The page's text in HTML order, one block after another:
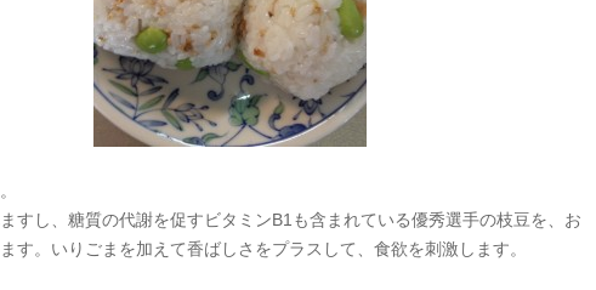
すし、糖質の代謝を促すビタミンB1も含まれている優秀選手の枝豆を、お
す。いりごまを加えて香ばしさをプラスして、食欲を刺激します。